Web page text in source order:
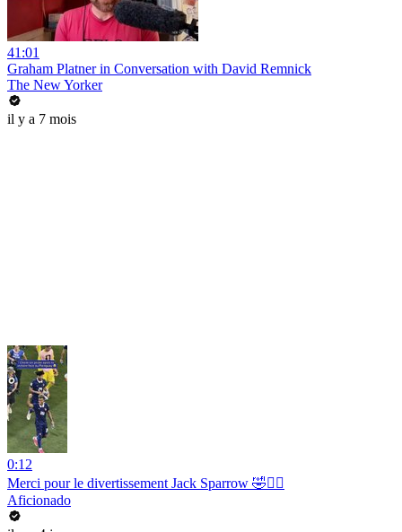
41:01
Graham Platner in Conversation with David Remnick
The New Yorker
il y a 7 mois
0:12
Merci pour le divertissement Jack Sparrow 🤣🏴‍☠️
Aficionado